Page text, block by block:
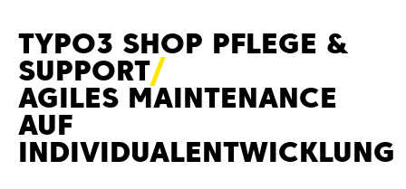
TYPO3 SHOP PFLEGE &
SUPPORT
AGILES MAINTENANCE
AUF
INDIVIDUALENTWICKLUNG